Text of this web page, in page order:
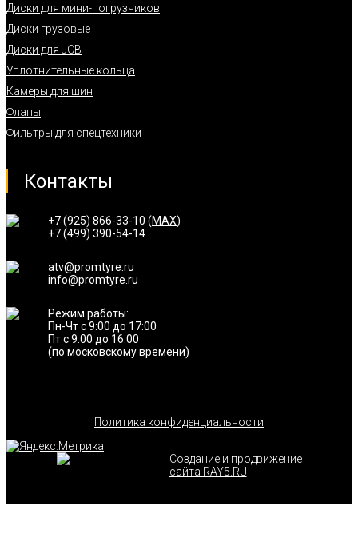
Диски для мини-погрузчиков
Диски грузовые
Диски для JCB
Уплотнительные кольца
Камеры для шин
Флапы
Фильтры для спецтехники
Контакты
+7 (925) 866-33-10 (MAX)
+7 (499) 390-54-14
atv@promtyre.ru
info@promtyre.ru
Режим работы:
Пн-Чт с 9:00 до 17:00
Пт с 9:00 до 16:00
(по московскому времени)
Политика конфиденциальности
Создание и продвижение
сайта RAY5.RU